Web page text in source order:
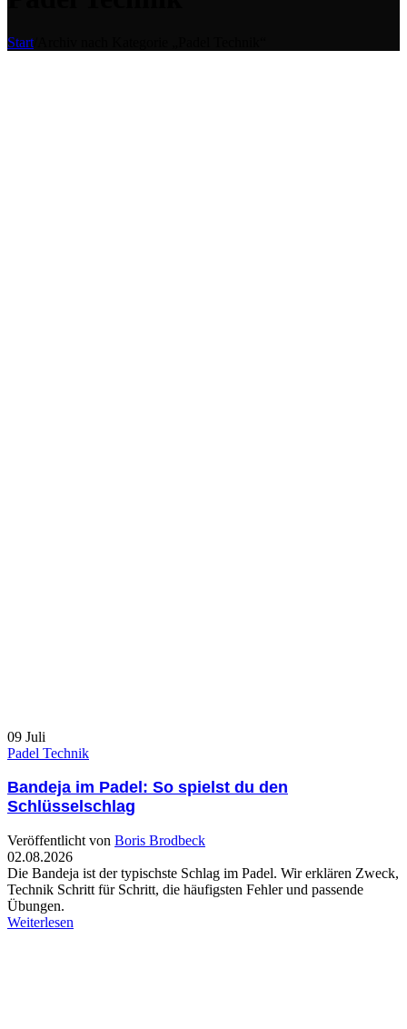
Start
09 Juli
Padel Technik
Bandeja im Padel: So spielst du den
Schlüsselschlag
Veröffentlicht von Boris Brodbeck
02.08.2026
Die Bandeja ist der typischste Schlag im Padel. Wir erklären Zweck,
Technik Schritt für Schritt, die häufigsten Fehler und passende
Übungen.
Weiterlesen